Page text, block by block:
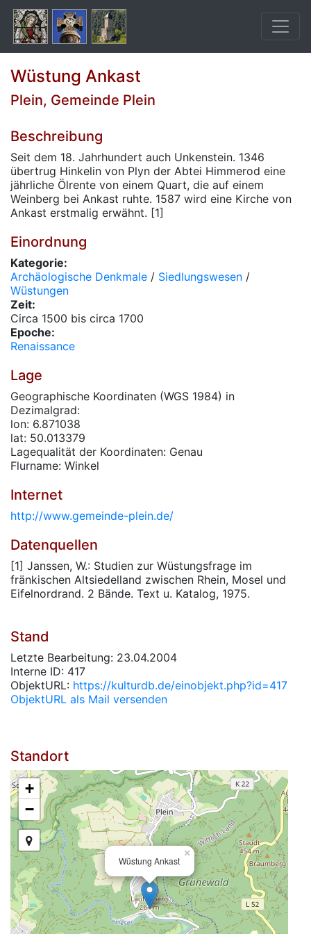
Wüstung Ankast
Plein, Gemeinde Plein
Beschreibung
Seit dem 18. Jahrhundert auch Unkenstein. 1346
übertrug Hinkelin von Plyn der Abtei Himmerod eine
jährliche Ölrente von einem Quart, die auf einem
Weinberg bei Ankast ruhte. 1587 wird eine Kirche von
Ankast erstmalig erwähnt. [1]
Einordnung
Kategorie:
Archäologische Denkmale / Siedlungswesen /
Wüstungen
Zeit:
Circa 1500 bis circa 1700
Epoche:
Renaissance
Lage
Geographische Koordinaten (WGS 1984) in
Dezimalgrad:
lon: 6.871038
lat: 50.013379
Lagequalität der Koordinaten: Genau
Flurname: Winkel
Internet
http://www.gemeinde-plein.de/
Datenquellen
[1] Janssen, W.: Studien zur Wüstungsfrage im
fränkischen Altsiedelland zwischen Rhein, Mosel und
Eifelnordrand. 2 Bände. Text u. Katalog, 1975.
Stand
Letzte Bearbeitung: 23.04.2004
Interne ID: 417
ObjektURL: https://kulturdb.de/einobjekt.php?id=417
ObjektURL als Mail versenden
Standort
Wüstung Ankast
×
+
−